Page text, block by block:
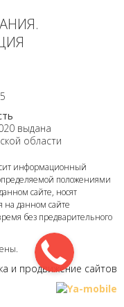
выдана
области
информационный
положениями
сайте, носят
данном сайте
без предварительного
и продвижение сайтов